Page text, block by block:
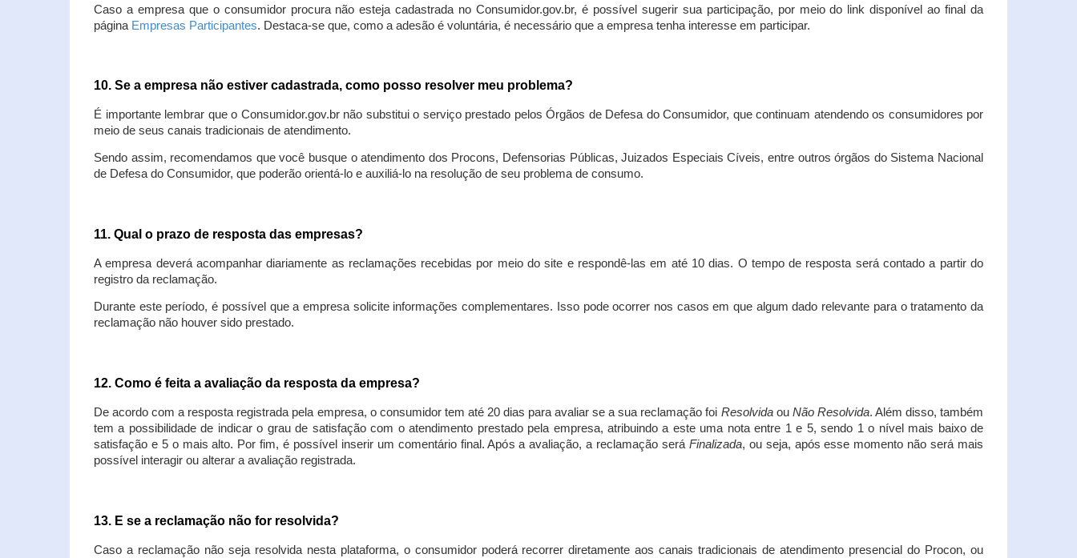
Caso a empresa que o consumidor procura não esteja cadastrada no Consumidor.gov.br, é possível sugerir sua participação, por meio do link disponível ao final da
página Empresas Participantes. Destaca-se que, como a adesão é voluntária, é necessário que a empresa tenha interesse em participar.
10. Se a empresa não estiver cadastrada, como posso resolver meu problema?
É importante lembrar que o Consumidor.gov.br não substitui o serviço prestado pelos Órgãos de Defesa do Consumidor, que continuam atendendo os consumidores por
meio de seus canais tradicionais de atendimento.
Sendo assim, recomendamos que você busque o atendimento dos Procons, Defensorias Públicas, Juizados Especiais Cíveis, entre outros órgãos do Sistema Nacional
de Defesa do Consumidor, que poderão orientá-lo e auxiliá-lo na resolução de seu problema de consumo.
11. Qual o prazo de resposta das empresas?
A empresa deverá acompanhar diariamente as reclamações recebidas por meio do site e respondê-las em até 10 dias. O tempo de resposta será contado a partir do
registro da reclamação.
Durante este período, é possível que a empresa solicite informações complementares. Isso pode ocorrer nos casos em que algum dado relevante para o tratamento da
reclamação não houver sido prestado.
12. Como é feita a avaliação da resposta da empresa?
De acordo com a resposta registrada pela empresa, o consumidor tem até 20 dias para avaliar se a sua reclamação foi Resolvidaou Não Resolvida. Além disso, também
tem a possibilidade de indicar o grau de satisfação com o atendimento prestado pela empresa, atribuindo a este uma nota entre 1 e 5, sendo 1 o nível mais baixo de
satisfação e 5 o mais alto. Por fim, é possível inserir um comentário final. Após a avaliação, a reclamação será Finalizada, ou seja, após esse momento não será mais
possível interagir ou alterar a avaliação registrada.
13. E se a reclamação não for resolvida?
Caso a reclamação não seja resolvida nesta plataforma, o consumidor poderá recorrer diretamente aos canais tradicionais de atendimento presencial do Procon, ou